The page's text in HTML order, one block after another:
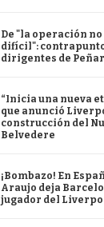
De "la operación
difícil":
dirigentes de
“Inicia una nueva
que anunció
construcción del
Belvedere
¡Bombazo! En
Araujo deja
jugador del